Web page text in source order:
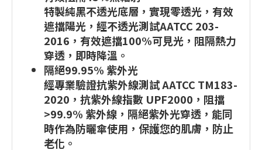
特製純黑不透光底層，實現零透光，有效
遮擋陽光，經不透光測試AATCC 203-
2016，有效遮擋100%可見光，阻隔熱力
穿透，即時降溫。
隔絕99.95% 紫外光
經專業驗證抗紫外線測試 AATCC TM183-
2020，抗紫外線指數 UPF2000，阻擋
>99.9% 紫外線，隔絕紫外光穿透，能同
時作為防曬傘使用，保護您的肌膚，防止
老化。